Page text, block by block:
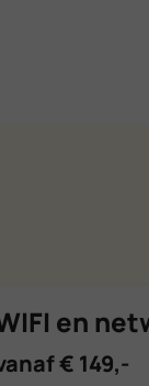
en
€ 149,-